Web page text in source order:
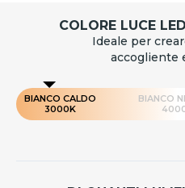
COLORE LUCE
Ideale per
accogliente
BIANCO CALDO
3000K
BIANCO